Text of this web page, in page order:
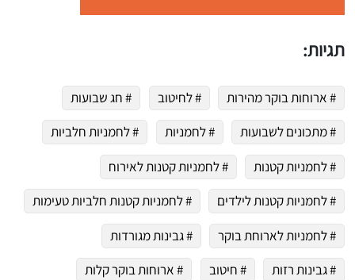
תגיות:
# ארוחות בוקר מהירות # לחיטוב
# חג שבועות
# מתכונים לשבועות
# לחמניות
# לחמניות חלביות
# לחמניות קטנות
# לחמניות קטנות לאירוח
# לחמניות קטנות לילדים
# לחמניות קטנות חלביות טעימות
# לחמניות לארוחת בוקר
# גבינות מגורדות
# גבינות רזות
# חיטוב
# ארוחות בוקר קלות